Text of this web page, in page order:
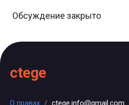
Обсуждение закрыто
ctege
О правах / ctege.info@gmail.com